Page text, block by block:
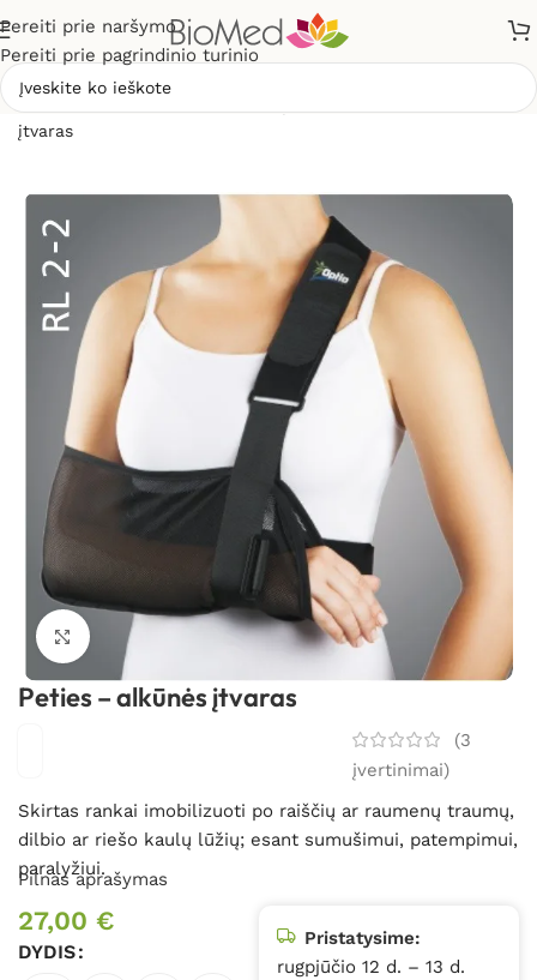
Pereiti prie naršymo
Pereiti prie pagrindinio turinio
įtvaras
Spustelėkite, kad padidintumėte
Peties – alkūnės įtvaras
(3
įvertinimai)
Skirtas rankai imobilizuoti po raiščių ar raumenų traumų,
dilbio ar riešo kaulų lūžių; esant sumušimui, patempimui,
paralyžiui.
Pilnas aprašymas
27,00 €
DYDIS
Pristatysime:
rugpjūčio 12 d. – 13 d.